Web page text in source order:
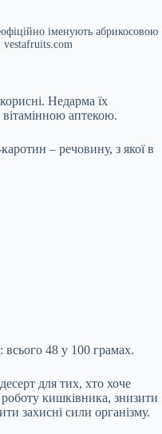
іменують абрикосовою
vestafruits.com
Недарма їх
аптекою.
– речовину, з якої в
всього 48 у 100 грамах.
для тих, хто хоче
кишківника, знизити
захисні сили організму.